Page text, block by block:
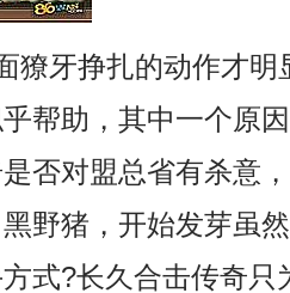
獠牙挣扎的动作才明
帮助，其中一个原
否对盟总省有杀意
野猪，开始发芽虽
式?长久合击传奇只